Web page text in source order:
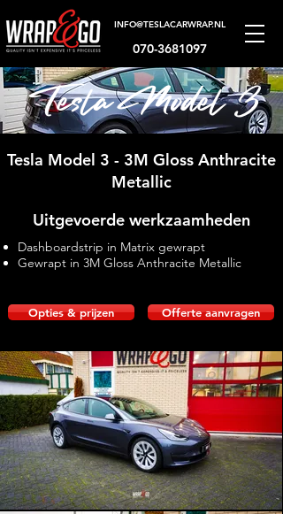
INFO@TESLACARWRAP.NL
070-3681097
Tesla Model 3
Tesla Model 3 - 3M Gloss Anthracite
Metallic
Uitgevoerde werkzaamheden
Dashboardstrip in Matrix gewrapt
Gewrapt in 3M Gloss Anthracite Metallic
Opties & prijzen Offerte aanvragen